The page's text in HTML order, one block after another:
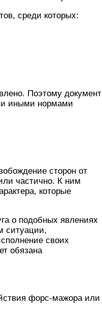
среди которых:
Поэтому документ
и иными нормами
сторон от
частично. К ним
которые
о подобных явлениях
ситуации,
своих
обязана
форс-мажора или